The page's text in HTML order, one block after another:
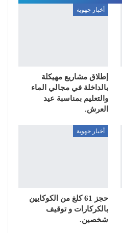
أخبار جهوية
إطلاق مشاريع مهيكلة
بالداخلة في مجالي الماء
والتعليم بمناسبة عيد
العرش.
أخبار جهوية
حجز 61 كلغ من الكوكايين
بالكركارات و توقيف
شخصين.